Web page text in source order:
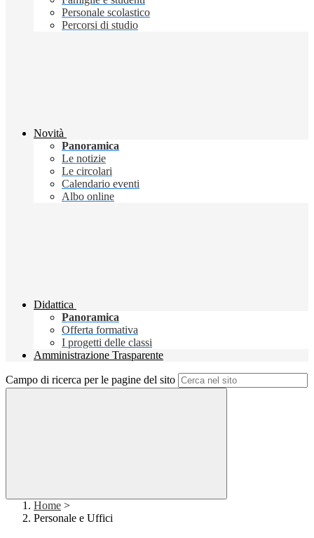
Personale scolastico
Percorsi di studio
Novità
Panoramica
Le notizie
Le circolari
Calendario eventi
Albo online
Didattica
Panoramica
Offerta formativa
I progetti delle classi
Amministrazione Trasparente
Campo di ricerca per le pagine del sito
Home >
Personale e Uffici